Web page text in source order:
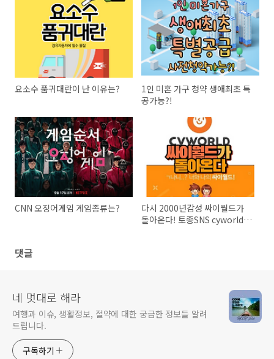
요소수 품귀대란이 난 이유는?
1인 미혼 가구 청약 생애최초 특
공가능?!
CNN 오징어게임 게임종류는?
다시 2000년감성 싸이월드가
돌아온다! 토종SNS cyworld의
댓글
네 멋대로 해라
여행과 이슈, 생활정보, 절약에 대한 궁금한 정보들 알려
드립니다.
구독하기